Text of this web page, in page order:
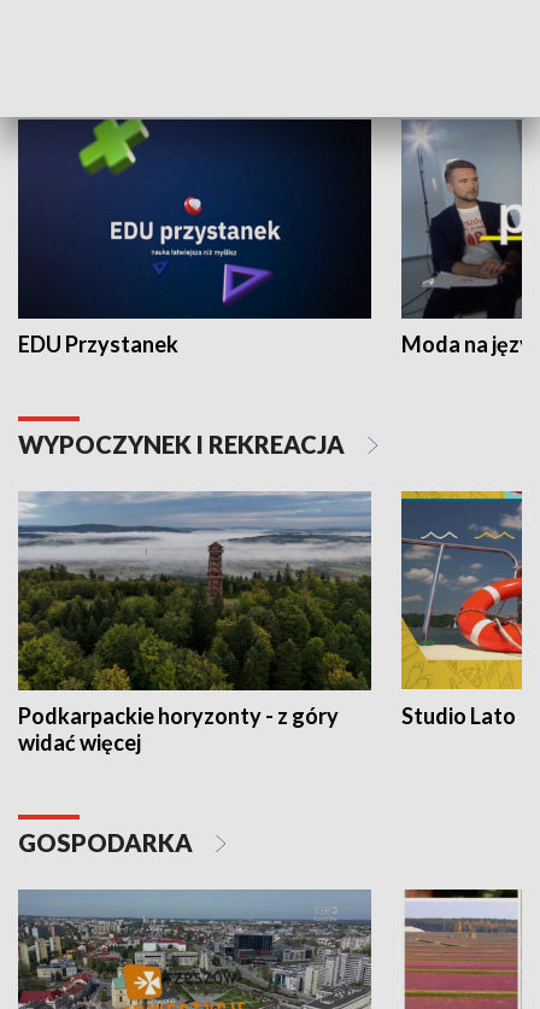
EDU Przystanek Moda na
WYPOCZYNEK I REKREACJA
Podkarpackie horyzonty - z góry
widać więcej
Studio Lato
GOSPODARKA